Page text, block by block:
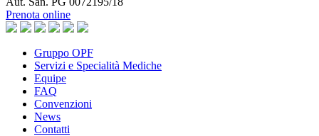
Prenota online
Gruppo OPF
Servizi e Specialità Mediche
Equipe
FAQ
Convenzioni
News
Contatti